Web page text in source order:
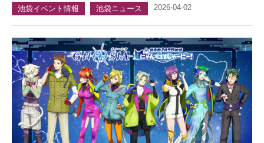
ブックマーク
池袋イベント情報 池袋ニュース 2026-04-02